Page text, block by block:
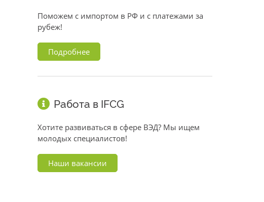
Поможем с импортом в РФ и с платежами за
рубеж!
Подробнее
Работа в IFCG
Хотите развиваться в сфере ВЭД? Мы ищем
молодых специалистов!
Наши вакансии